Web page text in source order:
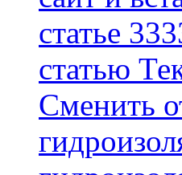
статье
статью
Cменить